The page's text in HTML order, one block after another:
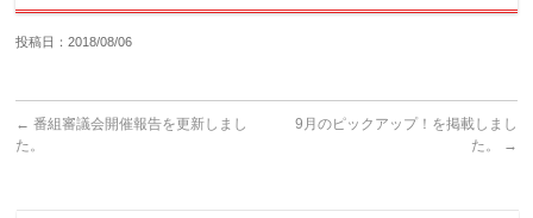
投稿日：2018/08/06
← 番組審議会開催報告を更新しまし
た。
9月のピックアップ！を掲載しまし
た。
→